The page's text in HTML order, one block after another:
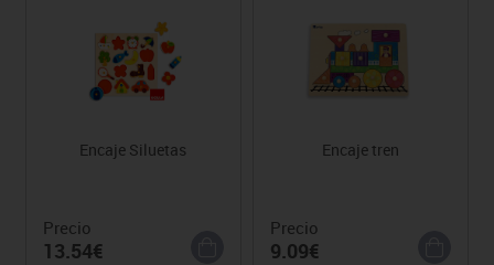
Encaje Siluetas
Precio
13.54€
Encaje tren
Precio
9.09€